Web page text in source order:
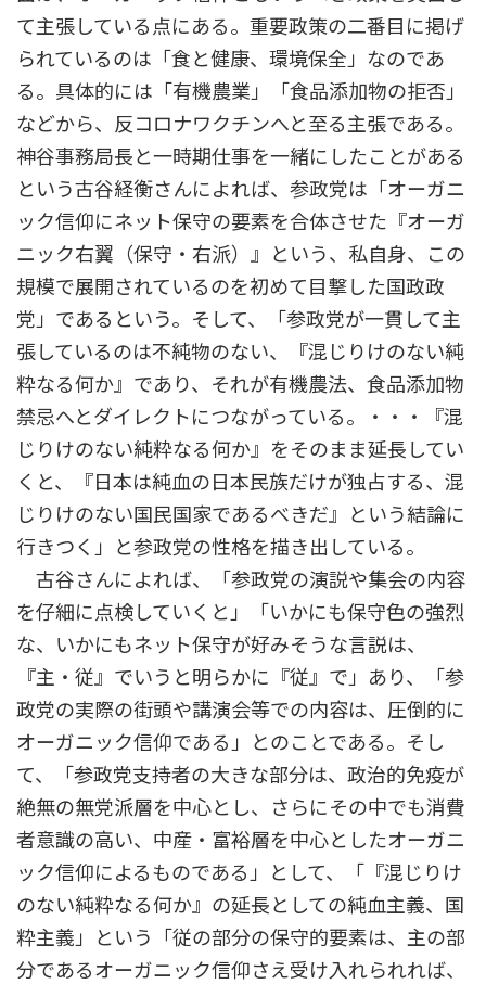
て主張している点にある。重要政策の二番目に掲げ
られているのは「食と健康、環境保全」なのであ
る。具体的には「有機農業」「食品添加物の拒否」
などから、反コロナワクチンへと至る主張である。
神谷事務局長と一時期仕事を一緒にしたことがある
という古谷経衡さんによれば、参政党は「オーガニ
ック信仰にネット保守の要素を合体させた『オーガ
ニック右翼（保守・右派）』という、私自身、この
規模で展開されているのを初めて目撃した国政政
党」であるという。そして、「参政党が一貫して主
張しているのは不純物のない、『混じりけのない純
粋なる何か』であり、それが有機農法、食品添加物
禁忌へとダイレクトにつながっている。・・・『混
じりけのない純粋なる何か』をそのまま延長してい
くと、『日本は純血の日本民族だけが独占する、混
じりけのない国民国家であるべきだ』という結論に
行きつく」と参政党の性格を描き出している。
古谷さんによれば、「参政党の演説や集会の内容
を仔細に点検していくと」「いかにも保守色の強烈
な、いかにもネット保守が好みそうな言説は、
『主・従』でいうと明らかに『従』で」あり、「参
政党の実際の街頭や講演会等での内容は、圧倒的に
オーガニック信仰である」とのことである。そし
て、「参政党支持者の大きな部分は、政治的免疫が
絶無の無党派層を中心とし、さらにその中でも消費
者意識の高い、中産・富裕層を中心としたオーガニ
ック信仰によるものである」として、「『混じりけ
のない純粋なる何か』の延長としての純血主義、国
粋主義」という「従の部分の保守的要素は、主の部
分であるオーガニック信仰さえ受け入れられれば、